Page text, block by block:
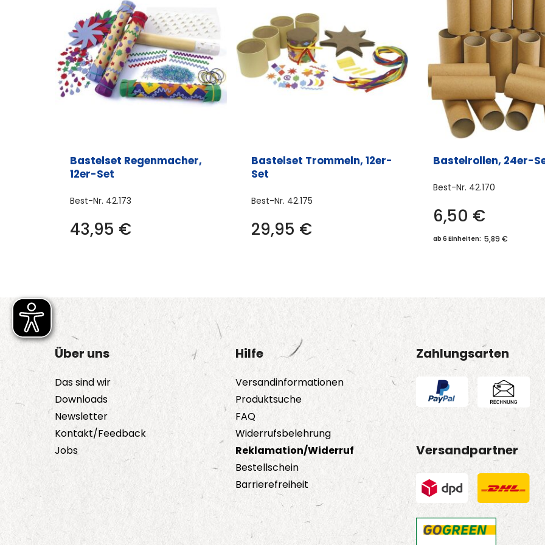
Bastelset Regenmacher,
12er-Set
Best-Nr. 42.173
43,95 €
Bastelset Trommeln, 12er-
Set
Best-Nr. 42.175
29,95 €
Bastelrollen, 24er-
Best-Nr. 42.170
6,50 €
ab 6 Einheiten: 5,89 €
Über uns
Das sind wir
Downloads
Newsletter
Kontakt/Feedback
Jobs
Hilfe
Versandinformationen
Produktsuche
FAQ
Widerrufsbelehrung
Reklamation/Widerruf
Bestellschein
Barrierefreiheit
Zahlungsarten
Versandpartner